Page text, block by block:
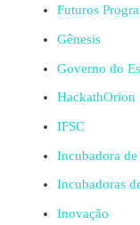
Futuros
Gênesis
Governo do
HackathOrion
IFSC
Incubadora de
Incubadoras
Inovação